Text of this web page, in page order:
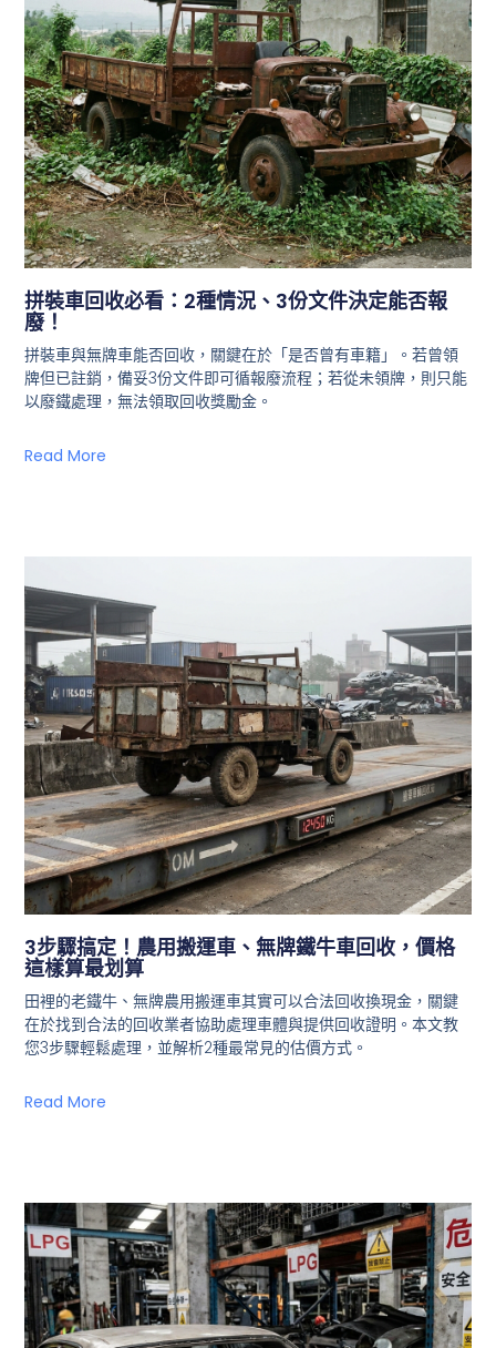
拼裝車回收必看：2種情況、3份文件決定能否報
廢！
拼裝車與無牌車能否回收，關鍵在於「是否曾有車籍」。若曾領
牌但已註銷，備妥3份文件即可循報廢流程；若從未領牌，則只能
以廢鐵處理，無法領取回收獎勵金。
Read More
3步驟搞定！農用搬運車、無牌鐵牛車回收，價格
這樣算最划算
田裡的老鐵牛、無牌農用搬運車其實可以合法回收換現金，關鍵
在於找到合法的回收業者協助處理車體與提供回收證明。本文教
您3步驟輕鬆處理，並解析2種最常見的估價方式。
Read More